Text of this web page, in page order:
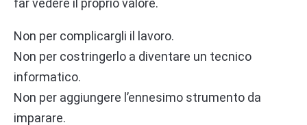
Non per complicargli il lavoro.
Non per costringerlo a diventare un tecnico
informatico.
Non per aggiungere l’ennesimo strumento da
imparare.